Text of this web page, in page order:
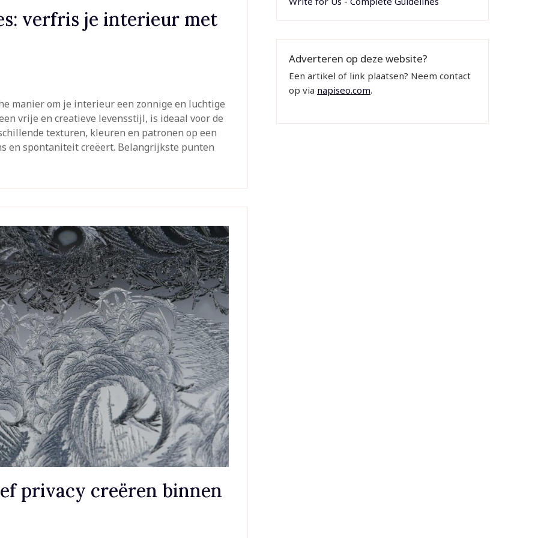
verfris je interieur met
manier om je interieur een zonnige en luchtige
vrije en creatieve levensstijl, is ideaal voor de
texturen, kleuren en patronen op een
en spontaniteit creëert. Belangrijkste punten
privacy creëren binnen
Adverteren op deze website?
Een artikel of link plaatsen? Neem contact
op via napiseo.com.